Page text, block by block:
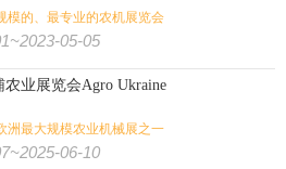
模的、最专业的农机展览会
05-05
农业展览会Agro Ukraine
洲最大规模农业机械展之一
06-10